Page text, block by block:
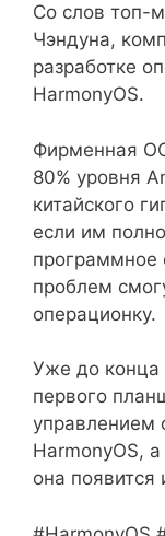
Со слов топ-
Чэндуна,
разработке
HarmonyOS.
Фирменная
80% уровня
китайского
если им
программное
проблем
операционку.
Уже до конца
первого
управлением
HarmonyOS,
она